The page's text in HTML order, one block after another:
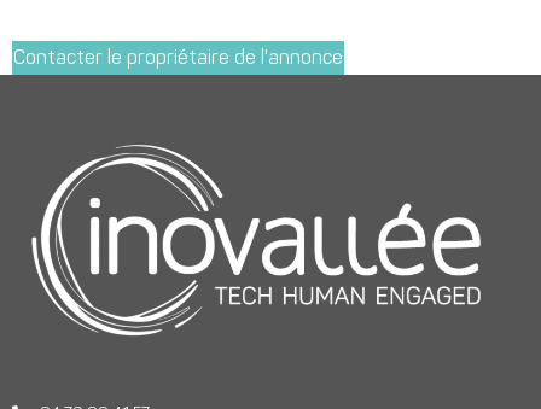
Contacter le propriétaire de l'annonce